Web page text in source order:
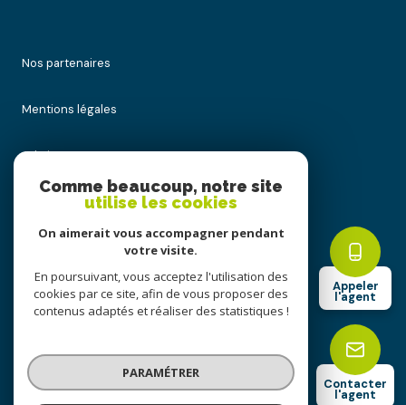
Appeler
l'agent
Contacter
l'agent
Nos partenaires
Mentions légales
Admin
Nos honoraires
Cookies
© 2026 | Tous droits réservés
Comme beaucoup, notre site
utilise les cookies
On aimerait vous accompagner pendant
votre visite.
En poursuivant, vous acceptez l'utilisation des
cookies par ce site, afin de vous proposer des
contenus adaptés et réaliser des statistiques !
PARAMÉTRER